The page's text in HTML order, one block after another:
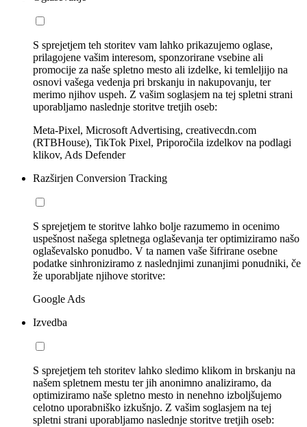
S sprejetjem teh storitev vam lahko prikazujemo oglase,
prilagojene vašim interesom, sponzorirane vsebine ali
promocije za naše spletno mesto ali izdelke, ki temleljijo na
osnovi vašega vedenja pri brskanju in nakupovanju, ter
merimo njihov uspeh. Z vašim soglasjem na tej spletni strani
uporabljamo naslednje storitve tretjih oseb:
Meta-Pixel, Microsoft Advertising, creativecdn.com
(RTBHouse), TikTok Pixel, Priporočila izdelkov na podlagi
klikov, Ads Defender
Razširjen Conversion Tracking
S sprejetjem te storitve lahko bolje razumemo in ocenimo
uspešnost našega spletnega oglaševanja ter optimiziramo našo
oglaševalsko ponudbo. V ta namen vaše šifrirane osebne
podatke sinhroniziramo z naslednjimi zunanjimi ponudniki, če
že uporabljate njihove storitve:
Google Ads
Izvedba
S sprejetjem teh storitev lahko sledimo klikom in brskanju na
našem spletnem mestu ter jih anonimno analiziramo, da
optimiziramo naše spletno mesto in nenehno izboljšujemo
celotno uporabniško izkušnjo. Z vašim soglasjem na tej
spletni strani uporabljamo naslednje storitve tretjih oseb: